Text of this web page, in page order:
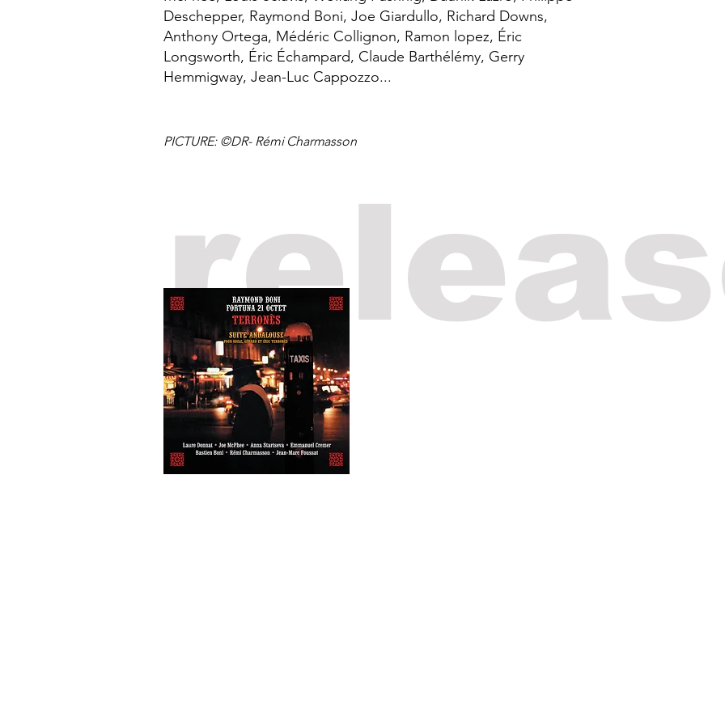
Deschepper, Raymond Boni, Joe Giardullo, Richard Downs,
Anthony Ortega, Médéric Collignon, Ramon lopez, Éric
Longsworth, Éric Échampard, Claude Barthélémy, Gerry
Hemmigway, Jean-Luc Cappozzo...
PICTURE: ©DR- Rémi Charmasson